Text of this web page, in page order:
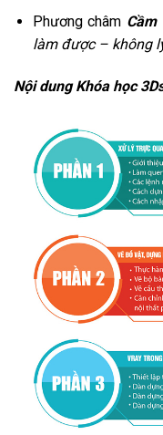
Phương châm Cầm
làm được – không
Nội dung Khóa học